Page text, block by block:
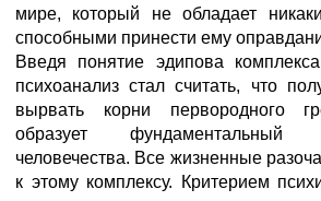
мире, который не обладает
способными принести ему
Введя понятие эдипова
психоанализ стал считать, что
вырвать корни первородного
образует
человечества. Все жизненные
к этому комплексу. Критерием